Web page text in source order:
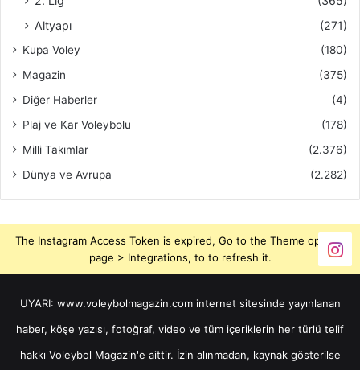
Altyapı
(271)
Kupa Voley
(180)
Magazin
(375)
Diğer Haberler
(4)
Plaj ve Kar Voleybolu
(178)
Milli Takımlar
(2.376)
Dünya ve Avrupa
(2.282)
The Instagram Access Token is expired, Go to the Theme options
page > Integrations, to to refresh it.
UYARI: www.voleybolmagazin.com internet sitesinde yayınlanan
haber, köşe yazısı, fotoğraf, video ve tüm içeriklerin her türlü telif
hakkı Voleybol Magazin'e aittir. İzin alınmadan, kaynak gösterilse